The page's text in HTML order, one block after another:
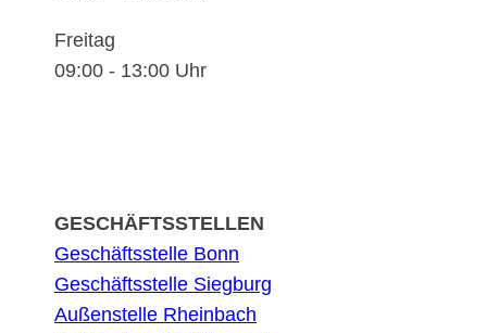
Freitag
09:00 - 13:00 Uhr
GESCHÄFTSSTELLEN
Geschäftsstelle Bonn
Geschäftsstelle Siegburg
Außenstelle Rheinbach